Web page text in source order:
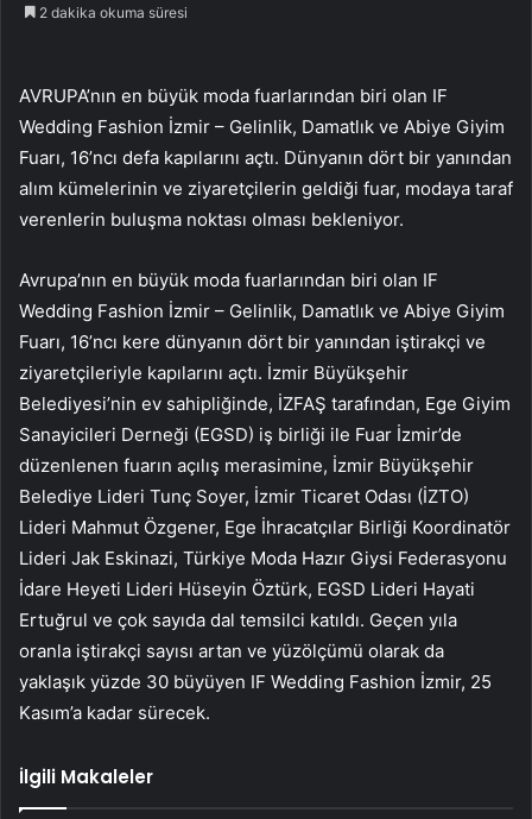
2 dakika okuma süresi
AVRUPA’nın en büyük moda fuarlarından biri olan IF
Wedding Fashion İzmir – Gelinlik, Damatlık ve Abiye Giyim
Fuarı, 16’ncı defa kapılarını açtı. Dünyanın dört bir yanından
alım kümelerinin ve ziyaretçilerin geldiği fuar, modaya taraf
verenlerin buluşma noktası olması bekleniyor.
Avrupa’nın en büyük moda fuarlarından biri olan IF
Wedding Fashion İzmir – Gelinlik, Damatlık ve Abiye Giyim
Fuarı, 16’ncı kere dünyanın dört bir yanından iştirakçi ve
ziyaretçileriyle kapılarını açtı. İzmir Büyükşehir
Belediyesi’nin ev sahipliğinde, İZFAŞ tarafından, Ege Giyim
Sanayicileri Derneği (EGSD) iş birliği ile Fuar İzmir’de
düzenlenen fuarın açılış merasimine, İzmir Büyükşehir
Belediye Lideri Tunç Soyer, İzmir Ticaret Odası (İZTO)
Lideri Mahmut Özgener, Ege İhracatçılar Birliği Koordinatör
Lideri Jak Eskinazi, Türkiye Moda Hazır Giysi Federasyonu
İdare Heyeti Lideri Hüseyin Öztürk, EGSD Lideri Hayati
Ertuğrul ve çok sayıda dal temsilci katıldı. Geçen yıla
oranla iştirakçi sayısı artan ve yüzölçümü olarak da
yaklaşık yüzde 30 büyüyen IF Wedding Fashion İzmir, 25
Kasım’a kadar sürecek.
İlgili Makaleler